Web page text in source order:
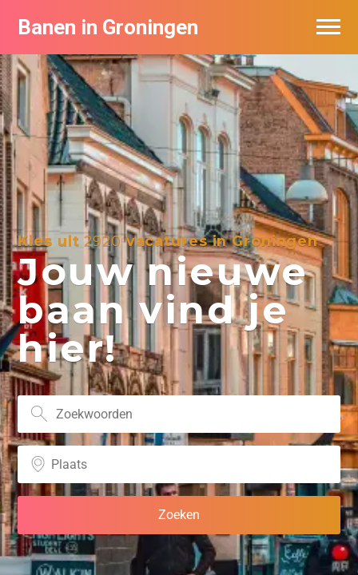
Banen in Groningen
Kies uit2920vacatures in Groningen
Jouw nieuwe
baan vind je
hier!
Vacatures per bedrijf
De populairste vacatures in Groningen
Nieuwsbrief feed